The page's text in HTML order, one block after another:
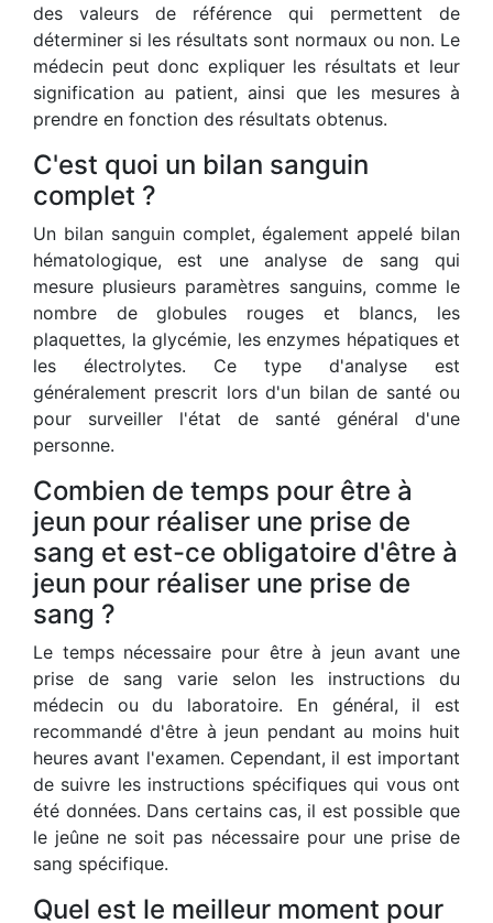
des valeurs de référence qui permettent de
déterminer si les résultats sont normaux ou non. Le
médecin peut donc expliquer les résultats et leur
signification au patient, ainsi que les mesures à
prendre en fonction des résultats obtenus.
C'est quoi un bilan sanguin
complet ?
Un bilan sanguin complet, également appelé bilan
hématologique, est une analyse de sang qui
mesure plusieurs paramètres sanguins, comme le
nombre de globules rouges et blancs, les
plaquettes, la glycémie, les enzymes hépatiques et
les électrolytes. Ce type d'analyse est
généralement prescrit lors d'un bilan de santé ou
pour surveiller l'état de santé général d'une
personne.
Combien de temps pour être à
jeun pour réaliser une prise de
sang et est-ce obligatoire d'être à
jeun pour réaliser une prise de
sang ?
Le temps nécessaire pour être à jeun avant une
prise de sang varie selon les instructions du
médecin ou du laboratoire. En général, il est
recommandé d'être à jeun pendant au moins huit
heures avant l'examen. Cependant, il est important
de suivre les instructions spécifiques qui vous ont
été données. Dans certains cas, il est possible que
le jeûne ne soit pas nécessaire pour une prise de
sang spécifique.
Quel est le meilleur moment pour